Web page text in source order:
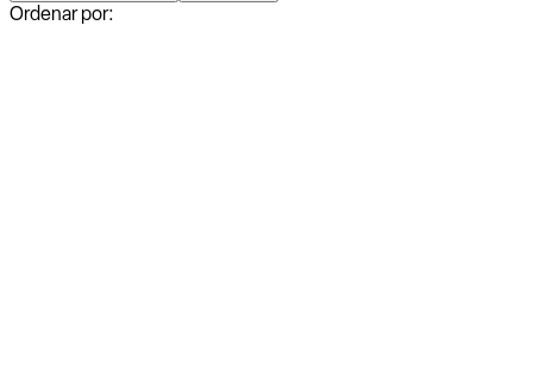
Ordenar por: